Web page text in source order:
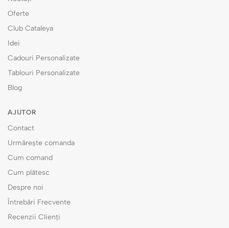
Oferte
Club Cataleya
Idei
Cadouri Personalizate
Tablouri Personalizate
Blog
AJUTOR
Contact
Urmărește comanda
Cum comand
Cum plătesc
Despre noi
Întrebări Frecvente
Recenzii Clienți